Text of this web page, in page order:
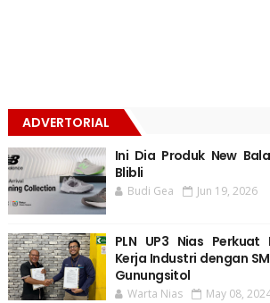
ADVERTORIAL
Ini Dia Produk New
Blibli
Budi Gea Jun 19, 2026
PLN UP3 Nias Perkuat
Kerja Industri dengan
Gunungsitol
Warta Nias May 08,